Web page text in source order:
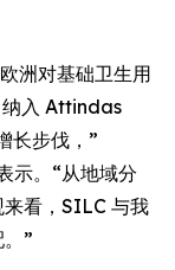
洲对基础卫生用
纳入 Attindas
长步伐，”
示。“从地域分
看，SILC 与我
”